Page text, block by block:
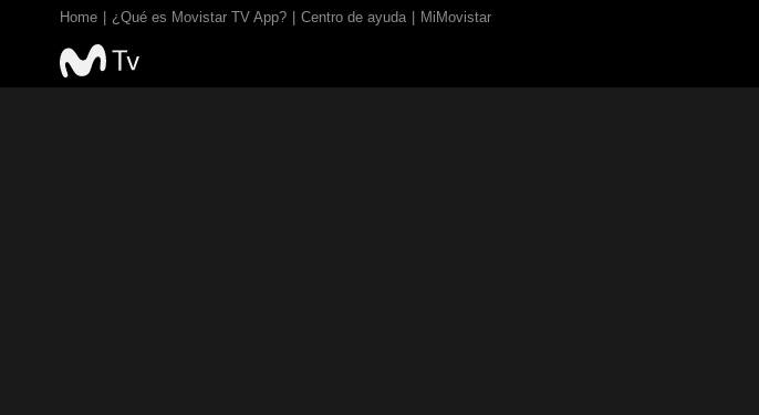
Home ¿Qué es Movistar TV App? Centro de ayuda MiMovistar